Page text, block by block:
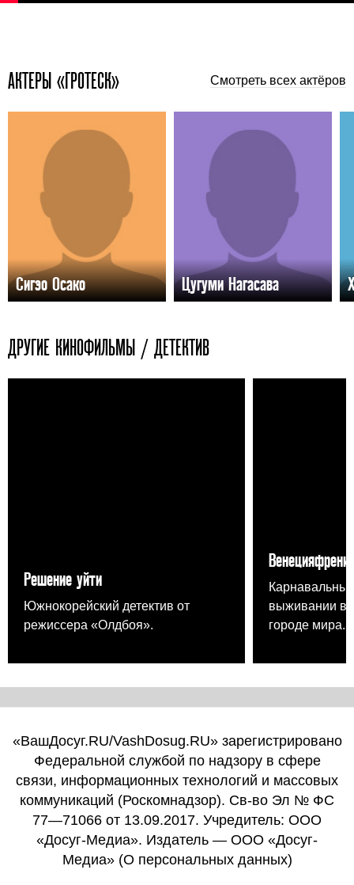
АКТЕРЫ «ГРОТЕСК» Смотреть всех актёров
Сигэо Осако Цугуми Нагасава
ДРУГИЕ КИНОФИЛЬМЫ / ДЕТЕКТИВ
Решение уйти
Южнокорейский детектив от
режиссера «Олдбоя».
выживании в
городе мира.
«ВашДосуг.RU/VashDosug.RU» зарегистрировано
Федеральной службой по надзору в сфере
связи, информационных технологий и массовых
коммуникаций (Роскомнадзор). Св-во Эл № ФС
77—71066 от 13.09.2017. Учредитель: ООО
«Досуг-Медиа». Издатель — ООО «Досуг-
Медиа» (О персональных данных)